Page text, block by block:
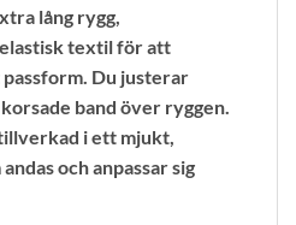
lång rygg,
textil för att
Du justerar
band över ryggen.
i ett mjukt,
och anpassar sig